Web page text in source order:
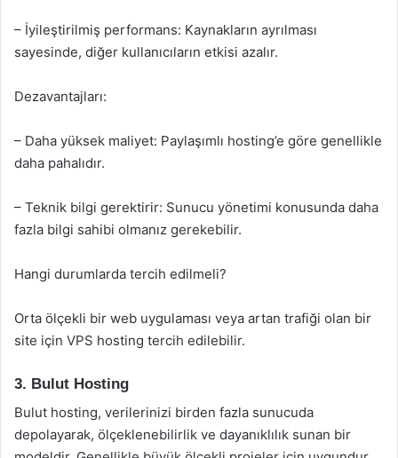
– İyileştirilmiş performans: Kaynakların ayrılması
sayesinde, diğer kullanıcıların etkisi azalır.
Dezavantajları:
– Daha yüksek maliyet: Paylaşımlı hosting’e göre genellikle
daha pahalıdır.
– Teknik bilgi gerektirir: Sunucu yönetimi konusunda daha
fazla bilgi sahibi olmanız gerekebilir.
Hangi durumlarda tercih edilmeli?
Orta ölçekli bir web uygulaması veya artan trafiği olan bir
site için VPS hosting tercih edilebilir.
3. Bulut Hosting
Bulut hosting, verilerinizi birden fazla sunucuda
depolayarak, ölçeklenebilirlik ve dayanıklılık sunan bir